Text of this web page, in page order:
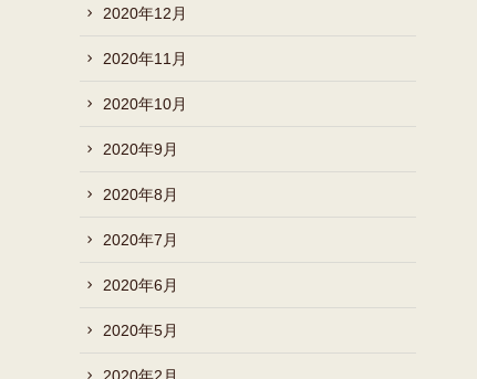
2020年12月
2020年11月
2020年10月
2020年9月
2020年8月
2020年7月
2020年6月
2020年5月
2020年2月